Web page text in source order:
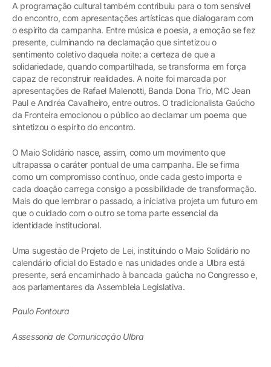
A programação cultural também contribuiu para o tom sensível
do encontro, com apresentações artísticas que dialogaram com
o espírito da campanha. Entre música e poesia, a emoção se fez
presente, culminando na declamação que sintetizou o
sentimento coletivo daquela noite: a certeza de que a
solidariedade, quando compartilhada, se transforma em força
capaz de reconstruir realidades. A noite foi marcada por
apresentações de Rafael Malenotti, Banda Dona Trio, MC Jean
Paul e Andréa Cavalheiro, entre outros. O tradicionalista Gaúcho
da Fronteira emocionou o público ao declamar um poema que
sintetizou o espírito do encontro.
O Maio Solidário nasce, assim, como um movimento que
ultrapassa o caráter pontual de uma campanha. Ele se firma
como um compromisso contínuo, onde cada gesto importa e
cada doação carrega consigo a possibilidade de transformação.
Mais do que lembrar o passado, a iniciativa projeta um futuro em
que o cuidado com o outro se torna parte essencial da
identidade institucional.
Uma sugestão de Projeto de Lei, instituindo o Maio Solidário no
calendário oficial do Estado e nas unidades onde a Ulbra está
presente, será encaminhado à bancada gaúcha no Congresso e,
aos parlamentares da Assembleia Legislativa.
Paulo Fontoura
Assessoria de Comunicação Ulbra